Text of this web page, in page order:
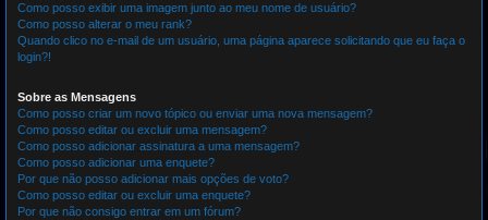
Como posso exibir uma imagem junto ao meu nome de usuário?
Como posso alterar o meu rank?
Quando clico no e-mail de um usuário, uma página aparece solicitando que eu faça o
login?!
Sobre as Mensagens
Como posso criar um novo tópico ou enviar uma nova mensagem?
Como posso editar ou excluir uma mensagem?
Como posso adicionar assinatura a uma mensagem?
Como posso adicionar uma enquete?
Por que não posso adicionar mais opções de voto?
Como posso editar ou excluir uma enquete?
Por que não consigo entrar em um fórum?